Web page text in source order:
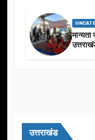
मान्यता
उत्तराखंड